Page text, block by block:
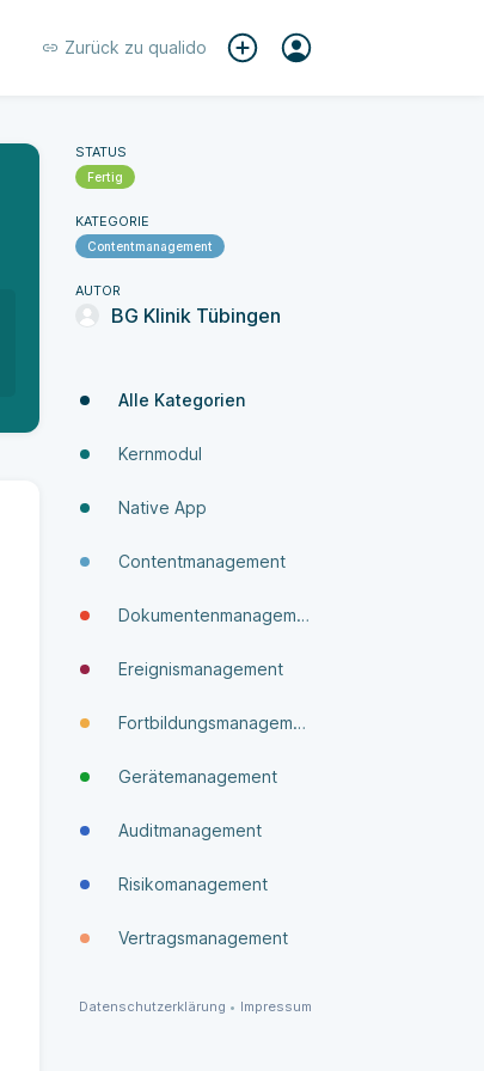
Zurück zu qualido
STATUS
Fertig
KATEGORIE
Contentmanagement
AUTOR
BG Klinik Tübingen
Alle Kategorien
Kernmodul
Native App
Contentmanagement
Dokumenten­manage­ment
Ereignismanagement
Fortbildungsmanagement
Gerätemanagement
Auditmanagement
Risikomanagement
Vertragsmanagement
Datenschutzerklärung • Impressum